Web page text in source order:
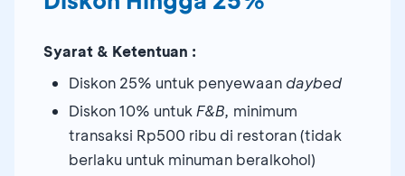
Syarat & Ketentuan :
Diskon 25% untuk penyewaan daybed
Diskon 10% untuk F&B, minimum
transaksi Rp500 ribu di restoran (tidak
berlaku untuk minuman beralkohol)